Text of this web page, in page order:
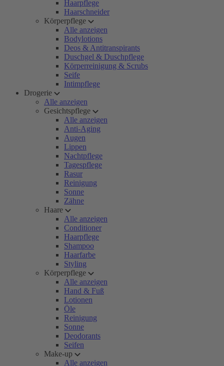
Haarpflege
Haarschneider
Körperpflege
Alle anzeigen
Bodylotions
Deos & Antitranspirants
Duschgel & Duschpflege
Körperreinigung & Scrubs
Seife
Intimpflege
Drogerie
Alle anzeigen
Gesichtspflege
Alle anzeigen
Anti-Aging
Augen
Lippen
Nachtpflege
Tagespflege
Rasur
Reinigung
Sonne
Zähne
Haare
Alle anzeigen
Conditioner
Haarpflege
Shampoo
Haarfarbe
Styling
Körperpflege
Alle anzeigen
Hand & Fuß
Lotionen
Öle
Reinigung
Sonne
Deodorants
Seifen
Make-up
Alle anzeigen